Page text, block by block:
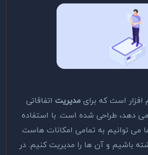
افزار است که برای مدیریت اتفاقاتی
دهد، طراحی شده است. با استفاده
ما می توانیم به تمامی امکانات هاست
باشیم و آن ها را مدیریت کنیم. در